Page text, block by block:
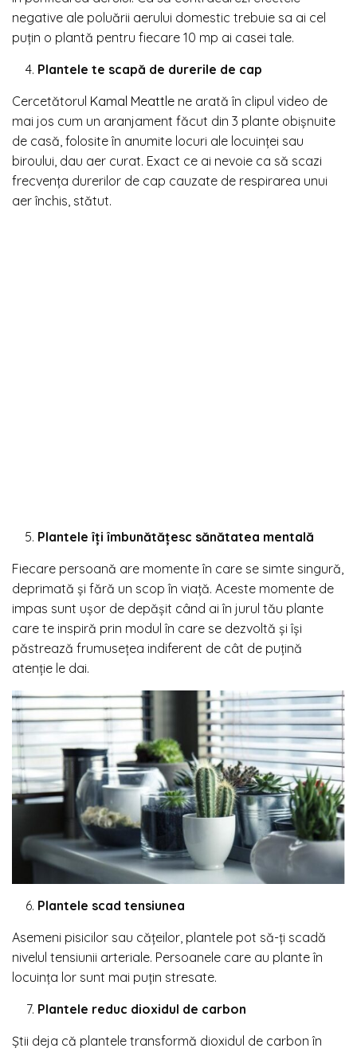
negative ale poluării aerului domestic trebuie sa ai cel
puțin o plantă pentru fiecare 10 mp ai casei tale.
Plantele te scapă de durerile de cap
Cercetătorul Kamal Meattle ne arată în clipul video de
mai jos cum un aranjament făcut din 3 plante obişnuite
de casă, folosite în anumite locuri ale locuinţei sau
biroului, dau aer curat. Exact ce ai nevoie ca să scazi
frecvența durerilor de cap cauzate de respirarea unui
aer închis, stătut.
Plantele îți îmbunătățesc sănătatea mentală
Fiecare persoană are momente în care se simte singură,
deprimată și fără un scop în viață. Aceste momente de
impas sunt ușor de depășit când ai în jurul tău plante
care te inspiră prin modul în care se dezvoltă și își
păstrează frumusețea indiferent de cât de puțină
atenție le dai.
Plantele scad tensiunea
Asemeni pisicilor sau cățeilor, plantele pot să-ți scadă
nivelul tensiunii arteriale. Persoanele care au plante în
locuința lor sunt mai puțin stresate.
Plantele reduc dioxidul de carbon
Știi deja că plantele transformă dioxidul de carbon în